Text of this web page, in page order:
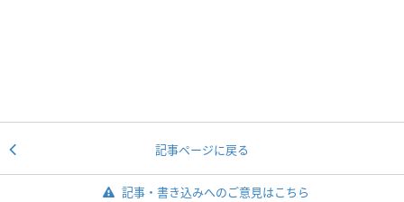
記事ページに戻る
記事・書き込みへのご意見はこちら